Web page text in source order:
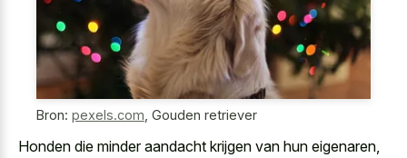
Bron: pexels.com Gouden retriever
Honden die minder aandacht krijgen van hun eigenaren,